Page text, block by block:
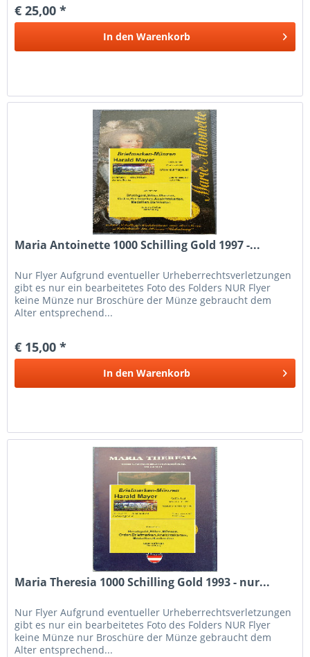
€ 25,00 *
In den Warenkorb
Maria Antoinette 1000 Schilling Gold 1997 -...
Nur Flyer Aufgrund eventueller Urheberrechtsverletzungen
gibt es nur ein bearbeitetes Foto des Folders NUR Flyer
keine Münze nur Broschüre der Münze gebraucht dem
Alter entsprechend...
€ 15,00 *
In den Warenkorb
Maria Theresia 1000 Schilling Gold 1993 - nur...
Nur Flyer Aufgrund eventueller Urheberrechtsverletzungen
gibt es nur ein bearbeitetes Foto des Folders NUR Flyer
keine Münze nur Broschüre der Münze gebraucht dem
Alter entsprechend...